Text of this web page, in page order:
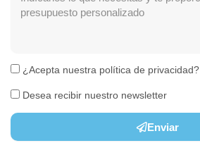
¿Acepta nuestra política de privacidad?
Desea recibir nuestro newsletter
Enviar